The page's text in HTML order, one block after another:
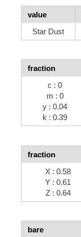
value
Star Dust
fraction
c : 0
m : 0
y : 0.04
k : 0.39
fraction
X : 0.58
Y : 0.61
Z : 0.64
bare